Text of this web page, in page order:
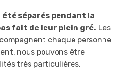
été séparés pendant la
fait de leur plein gré. Les
chaque personne
nous pouvons être
très particulières.